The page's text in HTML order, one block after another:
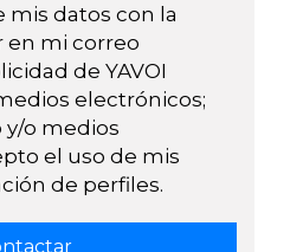
mis datos con la
en mi correo
de YAVOI
electrónicos;
o medios
el uso de mis
de perfiles.